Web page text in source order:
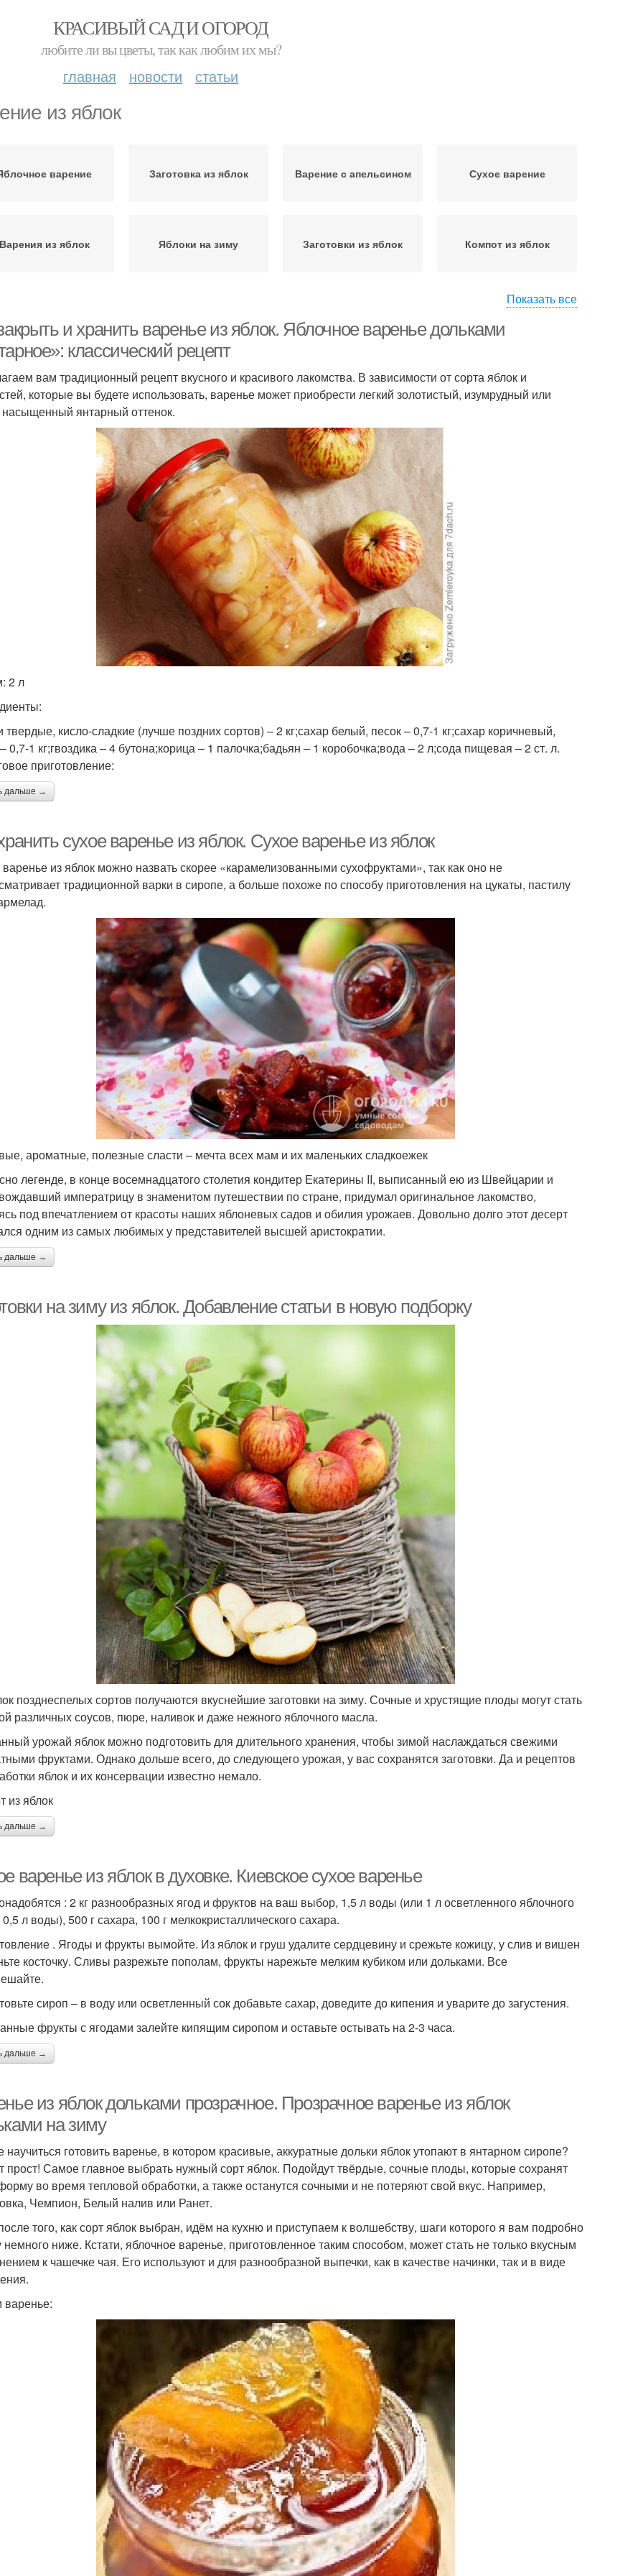
КРАСИВЫЙ САД И ОГОРОД
любите ли вы цветы, так как любим их мы?
главная новости статьи
из яблок
варение Заготовка из яблок Варение с апельсином Сухое варение
из яблок Яблоки на зиму Заготовки из яблок Компот из яблок
дольками
в духовке Яблоки в духовке Печеные яблоки Прозрачное варение
Янтарное варение Варение с корицей
Яблоки на сковороде Яблоки в тесте
Варение без сахара Варение из ягод Варение с эритритом
варение Варение из клубники Вишневое варение Варение из смородины
из земляники Варение из ежевики
Варение из яблочных
долек
Варение на зиму
в домашних
условиях
Банановое варение
Имбирно-лимонное
варение
Варение через
мясорубку
в мультиварке Варение без варки
Варение из домашних
яблок
Варение с небольшим
количеством
Вкусное варение
Варения в домашних
варение Варение с пряностями
Показать все
и хранить варенье из яблок. Яблочное варенье дольками
классический рецепт
вам традиционный рецепт вкусного и красивого лакомства. В зависимости от сорта яблок и
которые вы будете использовать, варенье может приобрести легкий золотистый, изумрудный или
янтарный оттенок.
2 л
твердые, кисло-сладкие (лучше поздних сортов) – 2 кг;сахар белый, песок – 0,7-1 кг;сахар коричневый,
0,7-1 кг;гвоздика – 4 бутона;корица – 1 палочка;бадьян – 1 коробочка;вода – 2 л;сода пищевая – 2 ст. л.
приготовление:
дальше →
сухое варенье из яблок. Сухое варенье из яблок
из яблок можно назвать скорее «карамелизованными сухофруктами», так как оно не
традиционной варки в сиропе, а больше похоже по способу приготовления на цукаты, пастилу
ароматные, полезные сласти – мечта всех мам и их маленьких сладкоежек
легенде, в конце восемнадцатого столетия кондитер Екатерины II, выписанный ею из Швейцарии и
императрицу в знаменитом путешествии по стране, придумал оригинальное лакомство,
под впечатлением от красоты наших яблоневых садов и обилия урожаев. Довольно долго этот десерт
одним из самых любимых у представителей высшей аристократии.
дальше →
на зиму из яблок. Добавление статьи в новую подборку
позднеспелых сортов получаются вкуснейшие заготовки на зиму. Сочные и хрустящие плоды могут стать
различных соусов, пюре, наливок и даже нежного яблочного масла.
урожай яблок можно подготовить для длительного хранения, чтобы зимой наслаждаться свежими
фруктами. Однако дольше всего, до следующего урожая, у вас сохранятся заготовки. Да и рецептов
яблок и их консервации известно немало.
из яблок
дальше →
варенье из яблок в духовке. Киевское сухое варенье
: 2 кг разнообразных ягод и фруктов на ваш выбор, 1,5 л воды (или 1 л осветленного яблочного
0,5 л воды), 500 г сахара, 100 г мелкокристаллического сахара.
. Ягоды и фрукты вымойте. Из яблок и груш удалите сердцевину и срежьте кожицу, у слив и вишен
косточку. Сливы разрежьте пополам, фрукты нарежьте мелким кубиком или дольками. Все
сироп – в воду или осветленный сок добавьте сахар, доведите до кипения и уварите до загустения.
фрукты с ягодами залейте кипящим сиропом и оставьте остывать на 2-3 часа.
дальше →
из яблок дольками прозрачное. Прозрачное варенье из яблок
на зиму
научиться готовить варенье, в котором красивые, аккуратные дольки яблок утопают в янтарном сиропе?
прост! Самое главное выбрать нужный сорт яблок. Подойдут твёрдые, сочные плоды, которые сохранят
во время тепловой обработки, а также останутся сочными и не потеряют свой вкус. Например,
Чемпион, Белый налив или Ранет.
того, как сорт яблок выбран, идём на кухню и приступаем к волшебству, шаги которого я вам подробно
ниже. Кстати, яблочное варенье, приготовленное таким способом, может стать не только вкусным
к чашечке чая. Его используют и для разнообразной выпечки, как в качестве начинки, так и в виде